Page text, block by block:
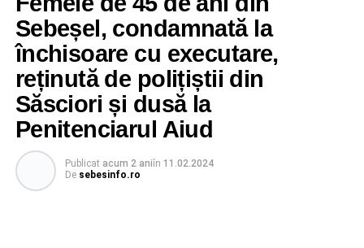
Sebeșel, condamnată la
închisoare cu executare,
reținută de polițiștii din
Săsciori și dusă la
Penitenciarul Aiud
Publicat acum 2 aniîn 11.02.2024
De sebesinfo.ro